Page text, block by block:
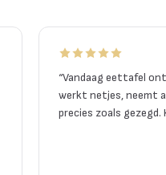
“Vandaag eettafel
werkt netjes, neemt
precies zoals gezegd.